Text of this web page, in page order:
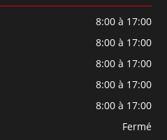
8:00 à 17:00
8:00 à 17:00
8:00 à 17:00
8:00 à 17:00
8:00 à 17:00
Fermé